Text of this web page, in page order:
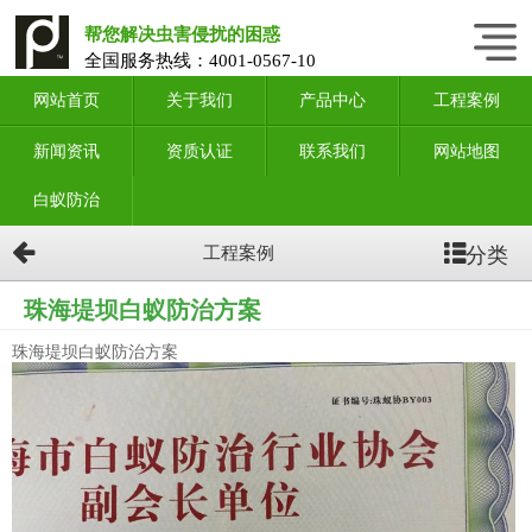
帮您解决虫害侵扰的困惑
全国服务热线：4001-0567-10
网站首页 关于我们 产品中心 工程案例
新闻资讯 资质认证 联系我们 网站地图
白蚁防治
工程案例 分类
珠海堤坝白蚁防治方案
珠海堤坝白蚁防治方案